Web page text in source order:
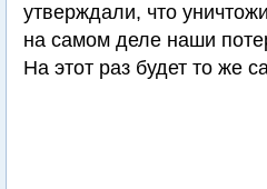
утверждали, что
на самом деле наши
На этот раз будет то же